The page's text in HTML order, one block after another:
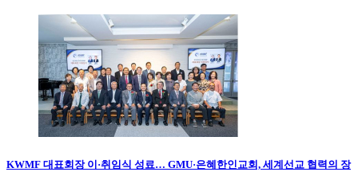
KWMF 대표회장 이·취임식 성료… GMU·은혜한인교회, 세계선교 협력의 장